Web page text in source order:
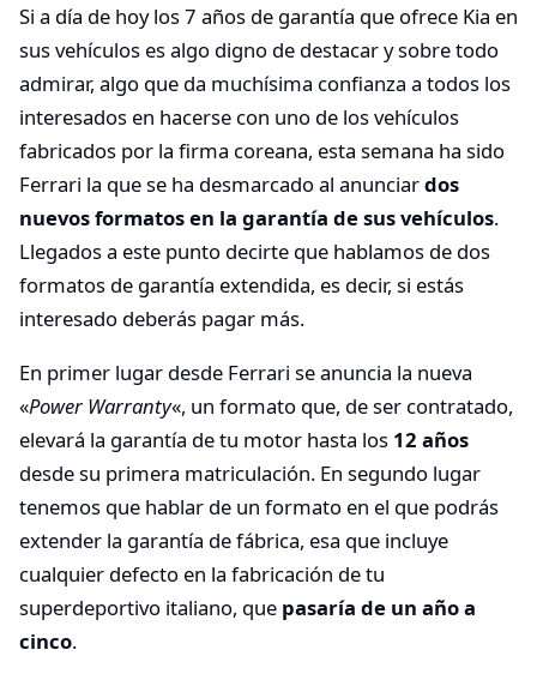
Si a día de hoy los 7 años de garantía que ofrece Kia en
sus vehículos es algo digno de destacar y sobre todo
admirar, algo que da muchísima confianza a todos los
interesados en hacerse con uno de los vehículos
fabricados por la firma coreana, esta semana ha sido
Ferrari la que se ha desmarcado al anunciardos
nuevos formatos en la garantía de sus vehículos.
Llegados a este punto decirte que hablamos de dos
formatos de garantía extendida, es decir, si estás
interesado deberás pagar más.
En primer lugar desde Ferrari se anuncia la nueva
«Power Warranty«, un formato que, de ser contratado,
elevará la garantía de tu motor hasta los 12 años
desde su primera matriculación. En segundo lugar
tenemos que hablar de un formato en el que podrás
extender la garantía de fábrica, esa que incluye
cualquier defecto en la fabricación de tu
superdeportivo italiano, que pasaría de un año a
cinco.